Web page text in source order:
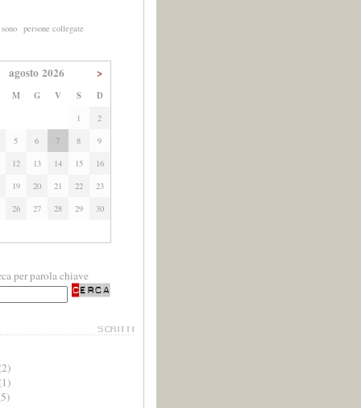
persone collegate
agosto 2026 >
M G V S D
1
2
5 6 7 8
9
12 13 14 15
16
19 20 21 22
23
26 27 28 29
30
per parola chiave